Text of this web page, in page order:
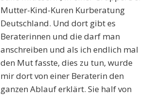
Mutter-Kind-Kuren Kurberatung
Deutschland. Und dort gibt es
Beraterinnen und die darf man
anschreiben und als ich endlich mal
den Mut fasste, dies zu tun, wurde
mir dort von einer Beraterin den
ganzen Ablauf erklärt. Sie half von